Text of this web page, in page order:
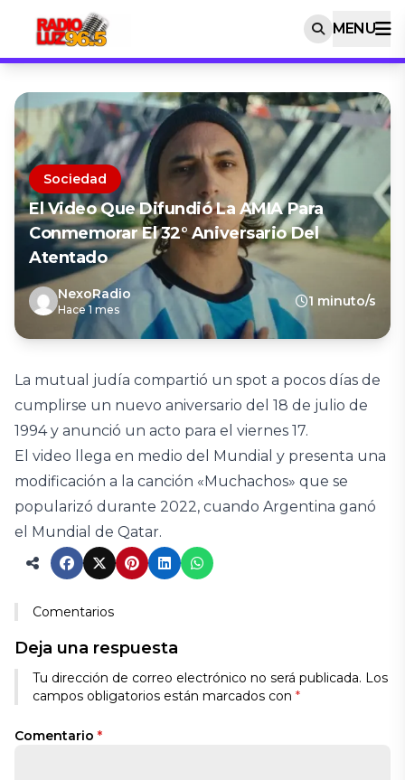
MENU
Sociedad
El Video Que Difundió La AMIA Para
Conmemorar El 32° Aniversario Del
Atentado
NexoRadio
Hace 1 mes
1 minuto/s
La mutual judía compartió un spot a pocos días de
cumplirse un nuevo aniversario del 18 de julio de
1994 y anunció un acto para el viernes 17.
El video llega en medio del Mundial y presenta una
modificación a la canción «Muchachos» que se
popularizó durante 2022, cuando Argentina ganó
el Mundial de Qatar.
Comentarios
Deja una respuesta
Tu dirección de correo electrónico no será publicada. Los
campos obligatorios están marcados con *
Comentario *